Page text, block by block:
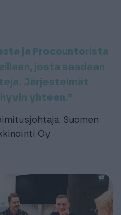
ja Procountorista
josta saadaan
Järjestelmät
yhteen.”
Suomen
Oy